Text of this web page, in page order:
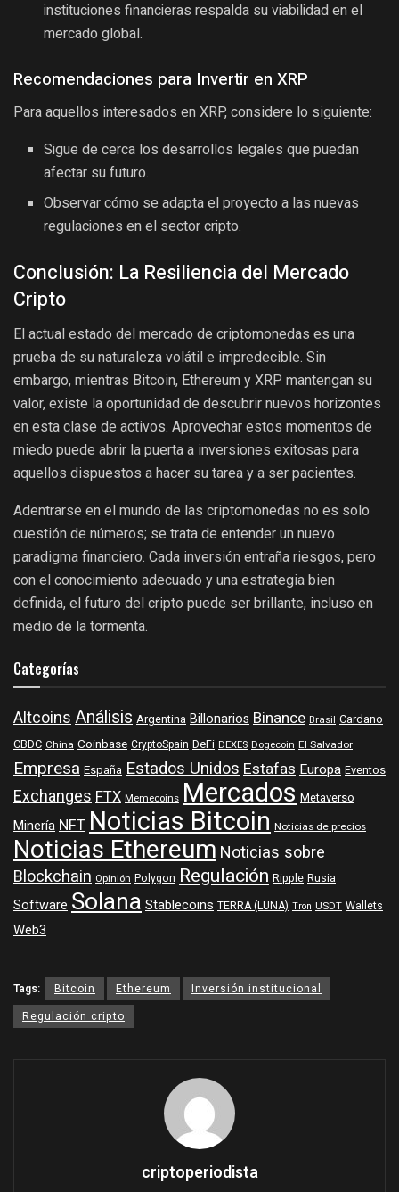
instituciones financieras respalda su viabilidad en el
mercado global.
Recomendaciones para Invertir en XRP
Para aquellos interesados en XRP, considere lo siguiente:
Sigue de cerca los desarrollos legales que puedan
afectar su futuro.
Observar cómo se adapta el proyecto a las nuevas
regulaciones en el sector cripto.
Conclusión: La Resiliencia del Mercado
Cripto
El actual estado del mercado de criptomonedas es una
prueba de su naturaleza volátil e impredecible. Sin
embargo, mientras Bitcoin, Ethereum y XRP mantengan su
valor, existe la oportunidad de descubrir nuevos horizontes
en esta clase de activos. Aprovechar estos momentos de
miedo puede abrir la puerta a inversiones exitosas para
aquellos dispuestos a hacer su tarea y a ser pacientes.
Adentrarse en el mundo de las criptomonedas no es solo
cuestión de números; se trata de entender un nuevo
paradigma financiero. Cada inversión entraña riesgos, pero
con el conocimiento adecuado y una estrategia bien
definida, el futuro del cripto puede ser brillante, incluso en
medio de la tormenta.
Categorías
AltcoinsAnálisis Argentina Billonarios Binance Brasil Cardano
CBDC China Coinbase CryptoSpain DeFi DEXES Dogecoin El Salvador
Empresa España Estados UnidosEstafasEuropa Eventos
ExchangesFTX Memecoins Mercados Metaverso
MineríaNFTNoticias Bitcoin Noticias de precios
Noticias EthereumNoticias sobre
Blockchain Opinión Polygon Regulación Ripple Rusia
Software SolanaStablecoins TERRA (LUNA) Tron USDT Wallets
Web3
Tags: Bitcoin Ethereum
Inversión institucional
Regulación cripto
criptoperiodista